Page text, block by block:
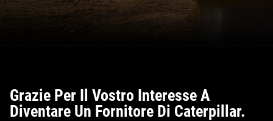
Grazie Per Il Vostro Interesse A
Diventare Un Fornitore Di Caterpillar.